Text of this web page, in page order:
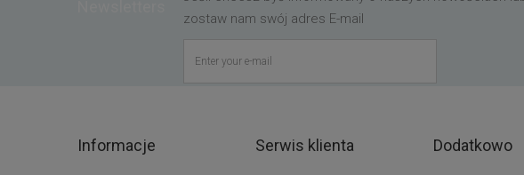
zostaw nam swój adres E-mail
Informacje Serwis klienta Dodatkowo